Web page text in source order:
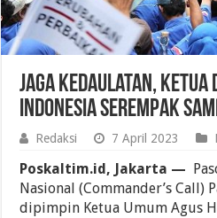
Jaga Kedaulatan, Ketua
Indonesia Serempak
Redaksi 7 April 2023
Poskaltim.id, Jakarta —
Nasional (Commander’s Call)
dipimpin Ketua Umum Agus